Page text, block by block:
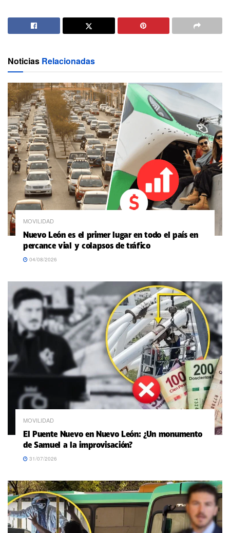
Noticias Relacionadas
MOVILIDAD
Nuevo León es el primer lugar en todo el país en
percance vial y colapsos de tráfico
04/08/2026
MOVILIDAD
El Puente Nuevo en Nuevo León: ¿Un monumento
de Samuel a la improvisación?
31/07/2026